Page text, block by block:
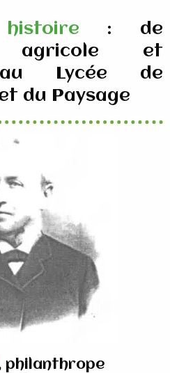
:
de
agricole et
Lycée de
du Paysage
philanthrope